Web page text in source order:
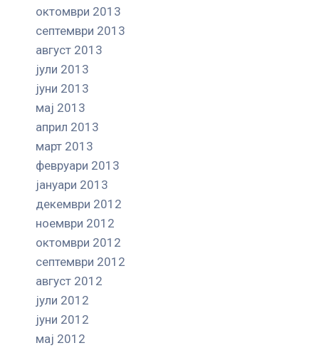
октомври 2013
септември 2013
август 2013
јули 2013
јуни 2013
мај 2013
април 2013
март 2013
февруари 2013
јануари 2013
декември 2012
ноември 2012
октомври 2012
септември 2012
август 2012
јули 2012
јуни 2012
мај 2012